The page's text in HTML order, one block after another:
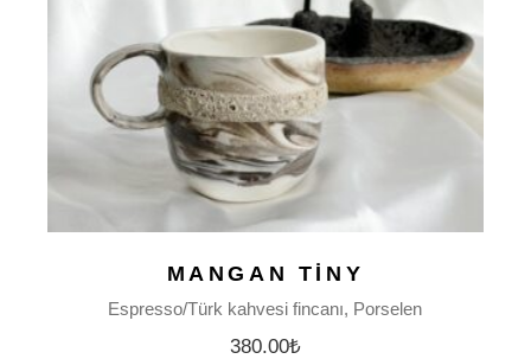
MANGAN TINY
Espresso/Türk kahvesi fincanı Porselen
380.00₺